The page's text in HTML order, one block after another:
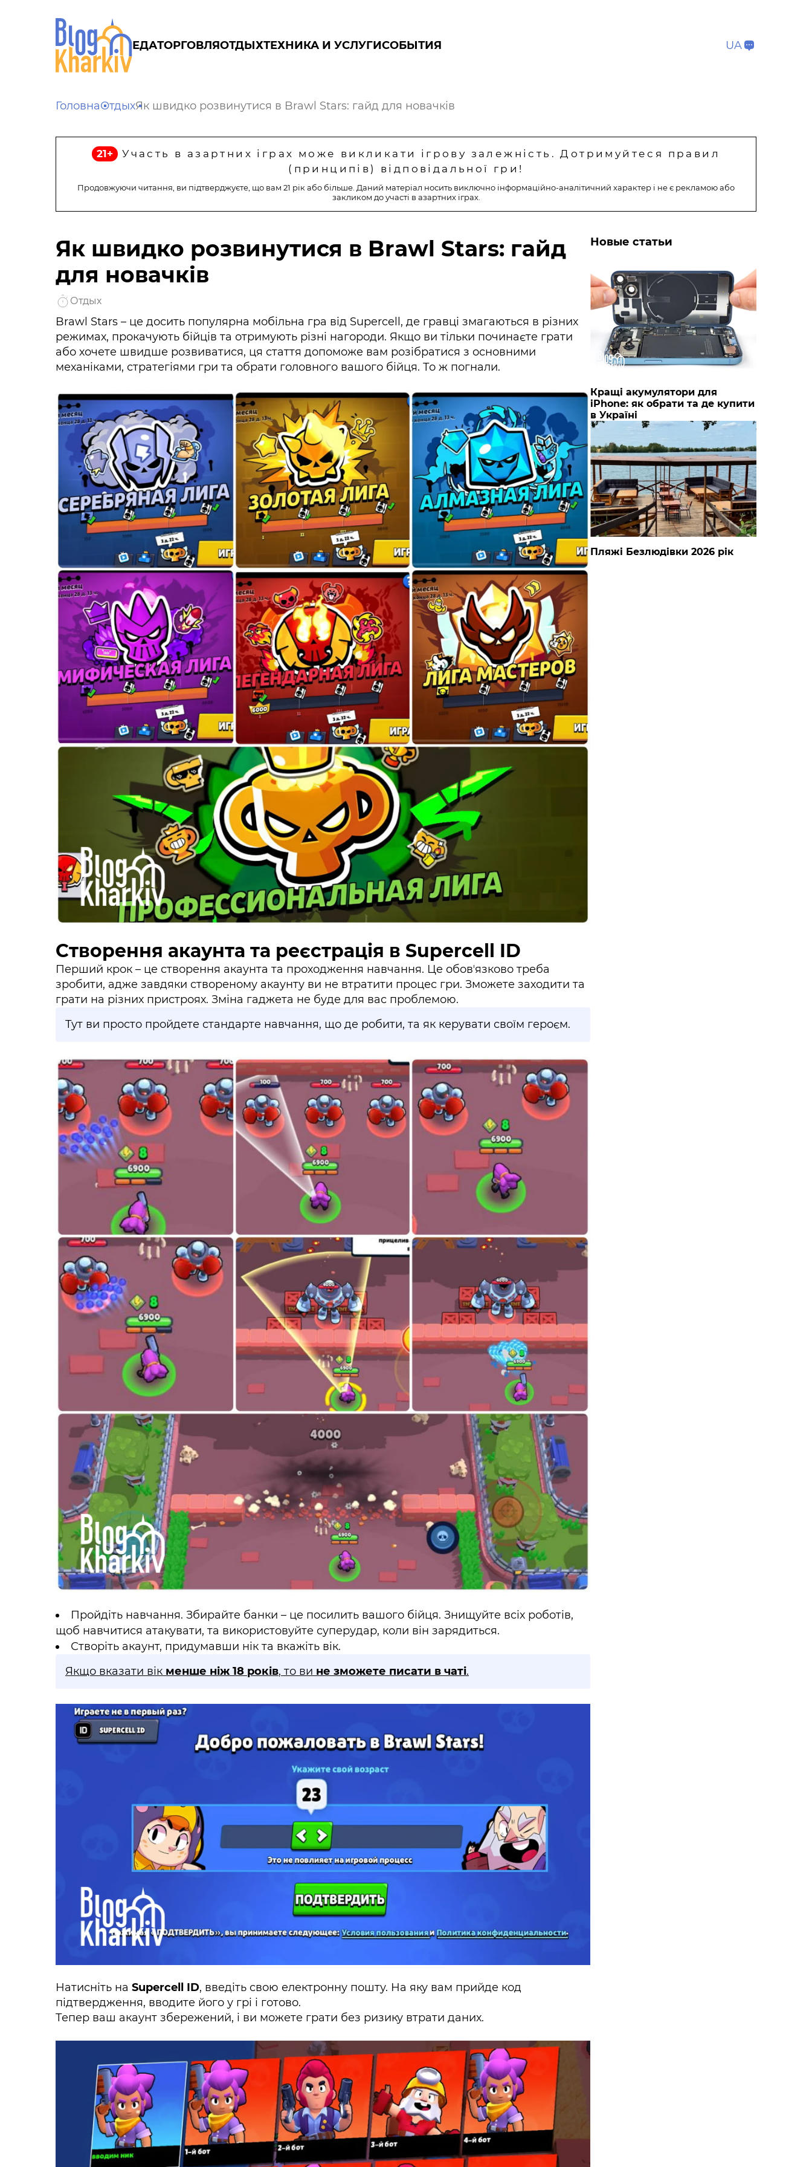
ЕДАТОРГОВЛЯОТДЫХТЕХНИКА И УСЛУГИСОБЫТИЯ UA
ГоловнаОтдыхЯк швидко розвинутися в Brawl Stars: гайд для новачків
21+ Участь в азартних іграх може викликати ігрову залежність. Дотримуйтеся правил
(принципів) відповідальної гри!
Продовжуючи читання, ви підтверджуєте, що вам 21 рік або більше. Даний матеріал носить виключно інформаційно-аналітичний характер і не є рекламою або
закликом до участі в азартних іграх.
Як швидко розвинутися в Brawl Stars: гайд
для новачків
Отдых
Brawl Stars – це досить популярна мобільна гра від Supercell, де гравці змагаються в різних
режимах, прокачують бійців та отримують різні нагороди. Якщо ви тільки починаєте грати
або хочете швидше розвиватися, ця стаття допоможе вам розібратися з основними
механіками, стратегіями гри та обрати головного вашого бійця. То ж погнали.
Створення акаунта та реєстрація в Supercell ID
Перший крок – це створення акаунта та проходження навчання. Це обовʼязково треба
зробити, адже завдяки створеному акаунту ви не втратити процес гри. Зможете заходити та
грати на різних пристроях. Зміна гаджета не буде для вас проблемою.
Тут ви просто пройдете стандарте навчання, що де робити, та як керувати своїм героєм.
Пройдіть навчання. Збирайте банки – це посилить вашого бійця. Знищуйте всіх роботів,
щоб навчитися атакувати, та використовуйте суперудар, коли він зарядиться.
Створіть акаунт, придумавши нік та вкажіть вік.
Якщо вказати вік менше ніж 18 років, то ви не зможете писати в чаті.
Натисніть на Supercell ID, введіть свою електронну пошту. На яку вам прийде код
підтвердження, вводите його у грі і готово.
Тепер ваш акаунт збережений, і ви можете грати без ризику втрати даних.
Новые статьи
Кращі акумулятори для
iPhone: як обрати та де купити
в Україні
Пляжі Безлюдівки 2026 рік